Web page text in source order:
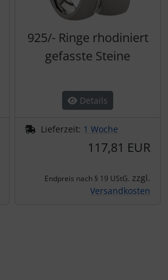
925/- Ringe rhodiniert
gefasste Steine
Details
Lieferzeit: 1 Woche
117,81 EUR
Endpreis nach § 19 UStG. zzgl.
Versandkosten